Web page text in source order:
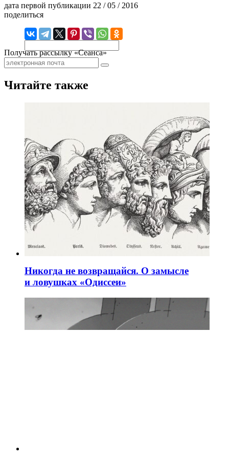
дата первой публикации 22 / 05 / 2016
поделиться
Получать рассылку «Сеанса»
Читайте также
Никогда не возвращайся. О замысле
и ловушках «Одиссеи»